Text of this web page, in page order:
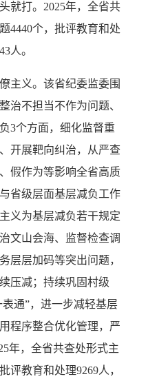
就打。2025年，全省共
4440个，批评教育和处
人。
义。该省纪委监委围
治不担当不作为问题、
3个方面，细化监督重
开展靶向纠治，从严查
假作为等影响全省高质
省级层面基层减负工作
义为基层减负若干规定
文山会海、监督检查调
层层加码等突出问题，
压减；持续巩固村级
通”，进一步减轻基层
程序整合优化管理，严
年，全省共查处形式主
评教育和处理9269人，